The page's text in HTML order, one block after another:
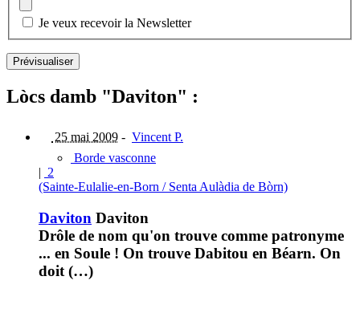
Je veux recevoir la Newsletter
Lòcs damb "Daviton" :
25 mai 2009 - Vincent P.
Borde vasconne
| 2
(Sainte-Eulalie-en-Born / Senta Aulàdia de Bòrn)
Daviton Daviton
Drôle de nom qu'on trouve comme patronyme
... en Soule ! On trouve Dabitou en Béarn. On
doit (…)